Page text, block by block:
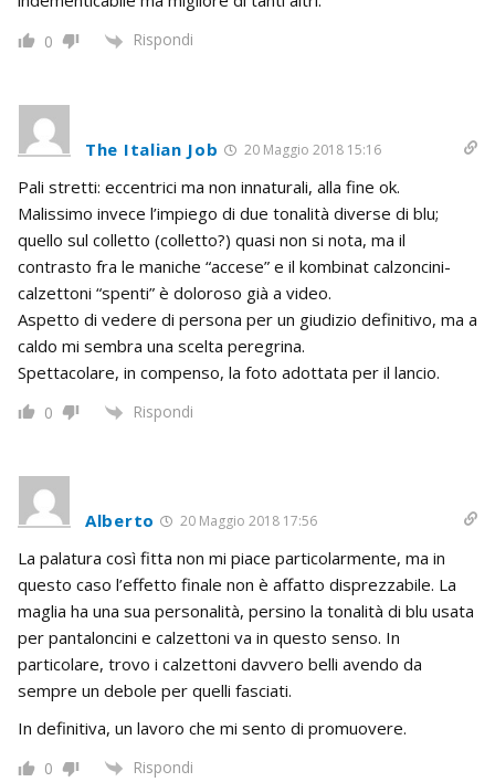
0 Rispondi
The Italian Job 20 Maggio 2018 15:16
Pali stretti: eccentrici ma non innaturali, alla fine ok.
Malissimo invece l’impiego di due tonalità diverse di blu;
quello sul colletto (colletto?) quasi non si nota, ma il
contrasto fra le maniche “accese” e il kombinat calzoncini-
calzettoni “spenti” è doloroso già a video.
Aspetto di vedere di persona per un giudizio definitivo, ma a
caldo mi sembra una scelta peregrina.
Spettacolare, in compenso, la foto adottata per il lancio.
0 Rispondi
Alberto 20 Maggio 2018 17:56
La palatura così fitta non mi piace particolarmente, ma in
questo caso l’effetto finale non è affatto disprezzabile. La
maglia ha una sua personalità, persino la tonalità di blu usata
per pantaloncini e calzettoni va in questo senso. In
particolare, trovo i calzettoni davvero belli avendo da
sempre un debole per quelli fasciati.
In definitiva, un lavoro che mi sento di promuovere.
0 Rispondi